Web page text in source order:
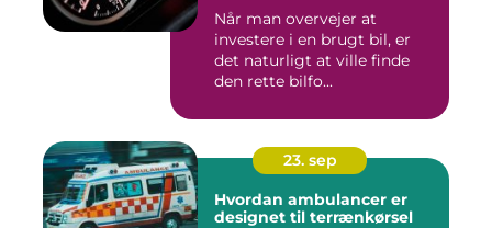
Når man overvejer at
investere i en brugt bil, er
det naturligt at ville finde
den rette bilfo...
23. sep
Hvordan ambulancer er
designet til terrænkørsel